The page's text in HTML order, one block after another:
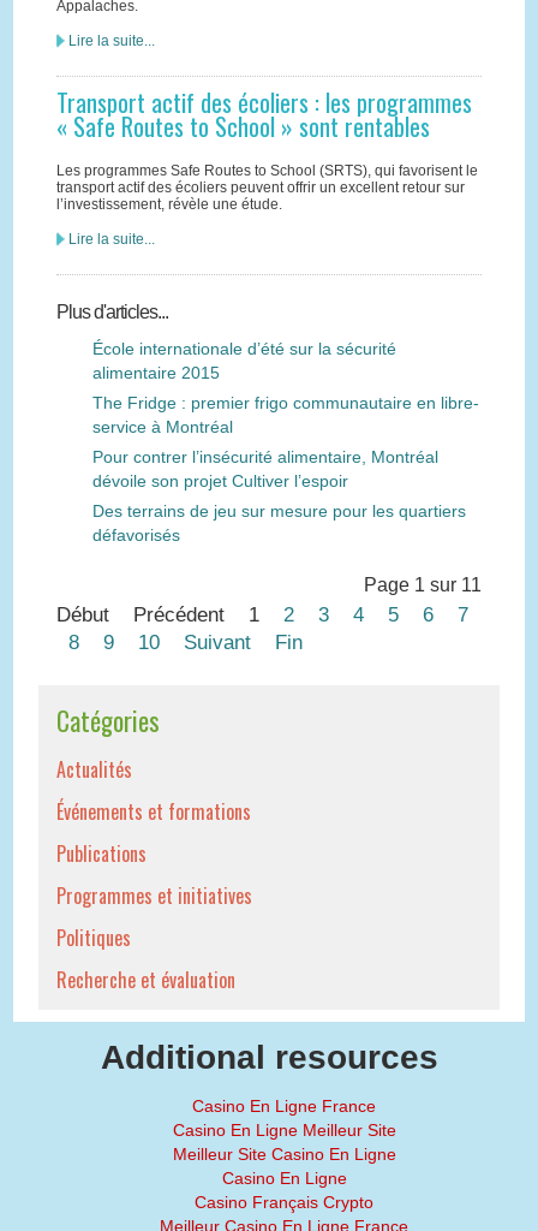
Appalaches.
Lire la suite...
Transport actif des écoliers : les programmes
« Safe Routes to School » sont rentables
Les programmes Safe Routes to School (SRTS), qui favorisent le
transport actif des écoliers peuvent offrir un excellent retour sur
l’investissement, révèle une étude.
Lire la suite...
Plus d'articles...
École internationale d’été sur la sécurité
alimentaire 2015
The Fridge : premier frigo communautaire en libre-
service à Montréal
Pour contrer l’insécurité alimentaire, Montréal
dévoile son projet Cultiver l’espoir
Des terrains de jeu sur mesure pour les quartiers
défavorisés
Page 1 sur 11
Début Précédent 1 2 3 4 5 6
7
8
9 10 Suivant Fin
Catégories
Actualités
Événements et formations
Publications
Programmes et initiatives
Politiques
Recherche et évaluation
Additional resources
Casino En Ligne France
Casino En Ligne Meilleur Site
Meilleur Site Casino En Ligne
Casino En Ligne
Casino Français Crypto
Meilleur Casino En Ligne France